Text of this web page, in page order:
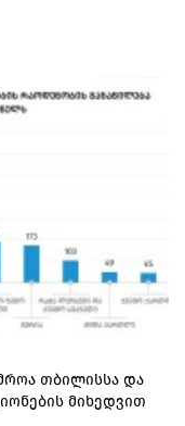
თბილისსა და
მიხედვით